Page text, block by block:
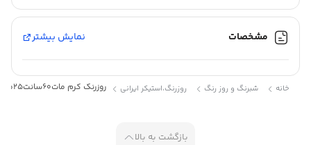
کرم
کد : 2805
مشخصات نمایش بیشتر
خانه شبرنگ و روز رنگ روزرنگ،استیکر ایرانی روزرنگ کرم مات60سانت25متری کد:2085
بازگشت به بالا